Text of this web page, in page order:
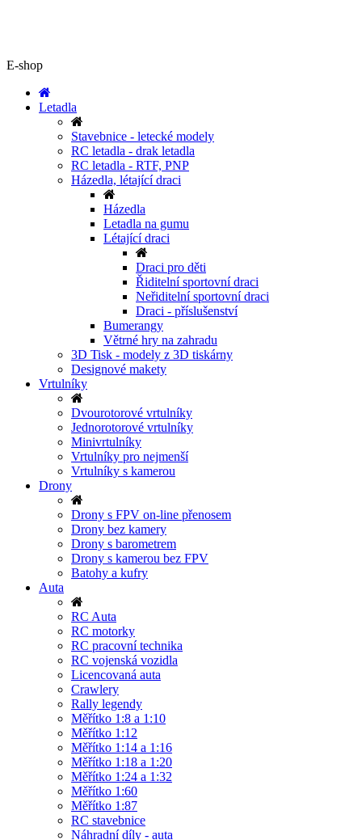
E-shop
Letadla
Stavebnice - letecké modely
RC letadla - drak letadla
RC letadla - RTF, PNP
Házedla, létající draci
Házedla
Letadla na gumu
Létající draci
Draci pro děti
Řiditelní sportovní draci
Neřiditelní sportovní draci
Draci - příslušenství
Bumerangy
Větrné hry na zahradu
3D Tisk - modely z 3D tiskárny
Designové makety
Vrtulníky
Dvourotorové vrtulníky
Jednorotorové vrtulníky
Minivrtulníky
Vrtulníky pro nejmenší
Vrtulníky s kamerou
Drony
Drony s FPV on-line přenosem
Drony bez kamery
Drony s barometrem
Drony s kamerou bez FPV
Batohy a kufry
Auta
RC Auta
RC motorky
RC pracovní technika
RC vojenská vozidla
Licencovaná auta
Crawlery
Rally legendy
Měřítko 1:8 a 1:10
Měřítko 1:12
Měřítko 1:14 a 1:16
Měřítko 1:18 a 1:20
Měřítko 1:24 a 1:32
Měřítko 1:60
Měřítko 1:87
RC stavebnice
Náhradní díly - auta